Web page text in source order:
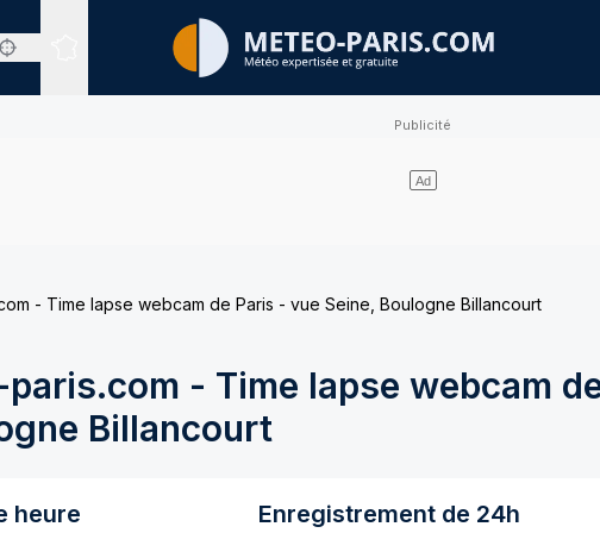
Sites expertisés
- Time lapse webcam de Paris - vue Seine, Boulogne Billancourt
- Time lapse webcam
Billancourt
heure Enregistrement de 24h